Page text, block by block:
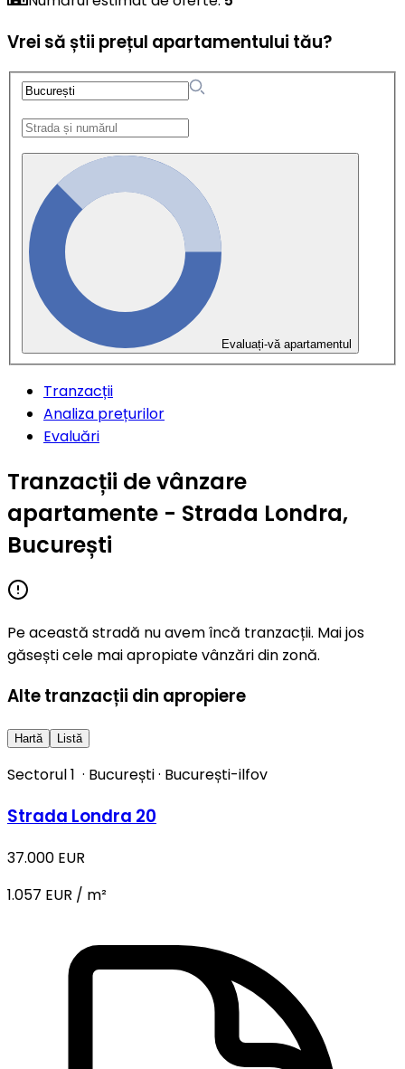
Vrei să știi prețul apartamentului tău?
Evaluați-vă apartamentul
Tranzacții
Analiza prețurilor
Evaluări
Tranzacții de vânzare
apartamente - Strada Londra,
București
Pe această stradă nu avem încă tranzacții. Mai jos
găsești cele mai apropiate vânzări din zonă.
Alte tranzacții din apropiere
Hartă Listă
Sectorul 1 · București· București-ilfov
Strada Londra 20
37.000 EUR
1.057 EUR / m²